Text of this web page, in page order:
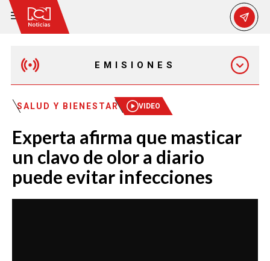
EMISIONES
MAÑANA EXPRESS
EMISIÓN 12:30 PM
EMISIÓN 7:00 PM
SALUD Y BIENESTAR VIDEO
Experta afirma que masticar
un clavo de olor a diario
puede evitar infecciones